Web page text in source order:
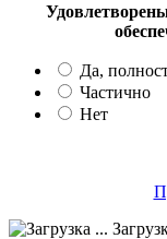
Да,
Частично
Нет